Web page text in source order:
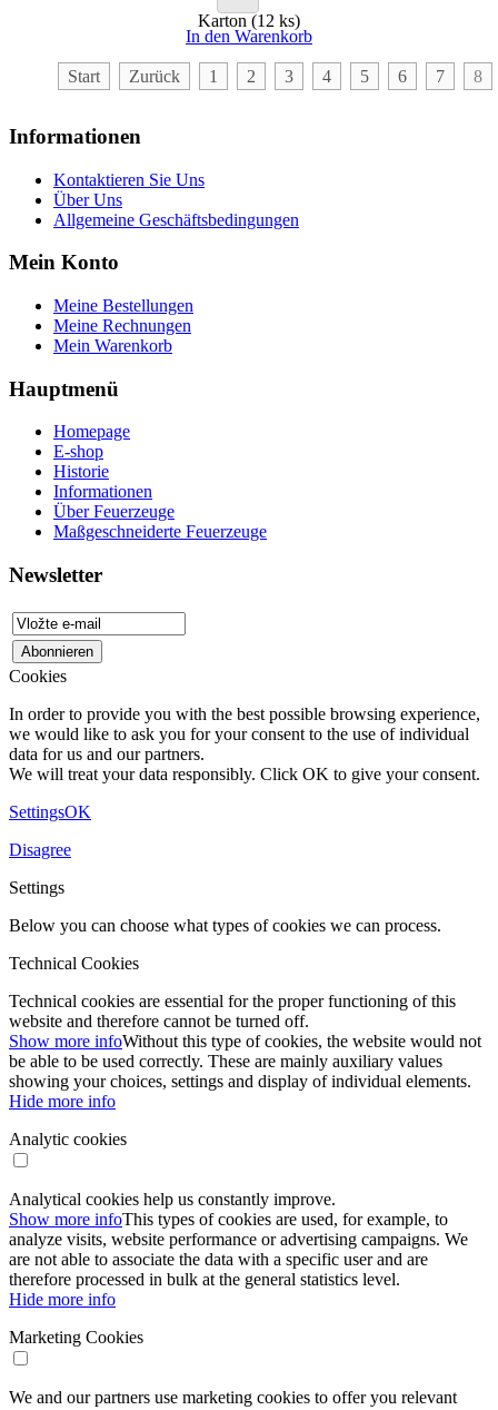
Karton (12 ks)
In den Warenkorb
Start Zurück 1 2 3 4 5 6 7 8
Informationen
Kontaktieren Sie Uns
Über Uns
Allgemeine Geschäftsbedingungen
Mein Konto
Meine Bestellungen
Meine Rechnungen
Mein Warenkorb
Hauptmenü
Homepage
E-shop
Historie
Informationen
Über Feuerzeuge
Maßgeschneiderte Feuerzeuge
Newsletter
Cookies
In order to provide you with the best possible browsing experience,
we would like to ask you for your consent to the use of individual
data for us and our partners.
We will treat your data responsibly. Click OK to give your consent.
SettingsOK
Disagree
Settings
Below you can choose what types of cookies we can process.
Technical Cookies
Technical cookies are essential for the proper functioning of this
website and therefore cannot be turned off.
Show more infoWithout this type of cookies, the website would not
be able to be used correctly. These are mainly auxiliary values ​​
showing your choices, settings and display of individual elements.
Hide more info
Analytic cookies
Analytical cookies help us constantly improve.
Show more infoThis types of cookies are used, for example, to
analyze visits, website performance or advertising campaigns. We
are not able to associate the data with a specific user and are
therefore processed in bulk at the general statistics level.
Hide more info
Marketing Cookies
We and our partners use marketing cookies to offer you relevant